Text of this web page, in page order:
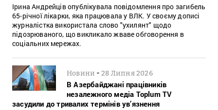
Ірина Андрейців опублікувала повідомлення про загибель
65-річної лікарки, яка працювала у ВЛК. У своєму дописі
журналістка використала слово "ухилянт" щодо
підозрюваного, що викликало жваве обговорення в
соціальних мережах.
Новини -28 Липня 2026
В Азербайджані працівників
незалежного медіа Toplum TV
засудили до тривалих термінів ув’язнення